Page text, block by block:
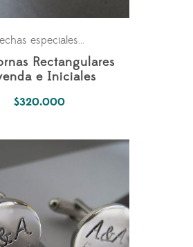
Fechas especiales
,Personales
Rectangulares
e Iniciales
$320.000